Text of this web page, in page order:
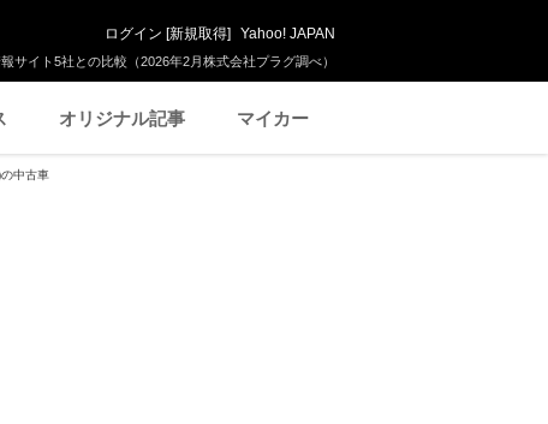
サイト5社との比較（2026年2月株式会社プラグ調べ）
ログイン [新規取得] Yahoo! JAPAN
オリジナル記事 マイカー
中古車